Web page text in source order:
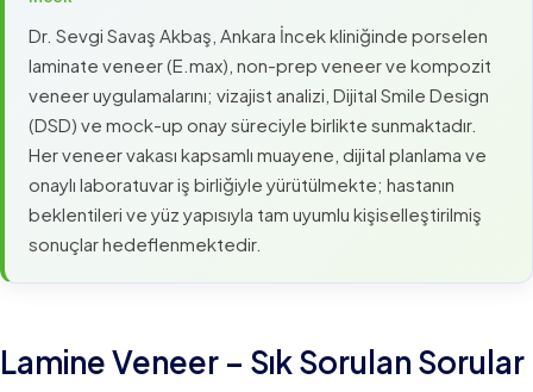
Dr. Sevgi Savaş Akbaş, Ankara İncek kliniğinde porselen
laminate veneer (E.max), non-prep veneer ve kompozit
veneer uygulamalarını; vizajist analizi, Dijital Smile Design
(DSD) ve mock-up onay süreciyle birlikte sunmaktadır.
Her veneer vakası kapsamlı muayene, dijital planlama ve
onaylı laboratuvar iş birliğiyle yürütülmekte; hastanın
beklentileri ve yüz yapısıyla tam uyumlu kişiselleştirilmiş
sonuçlar hedeflenmektedir.
Lamine Veneer – Sık Sorulan Sorular